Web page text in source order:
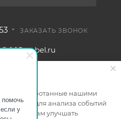
помочь
у
ЗАКАЗАТЬ ЗВОНОК
разработанные нашими
лицами, для анализа событий
нам улучшать